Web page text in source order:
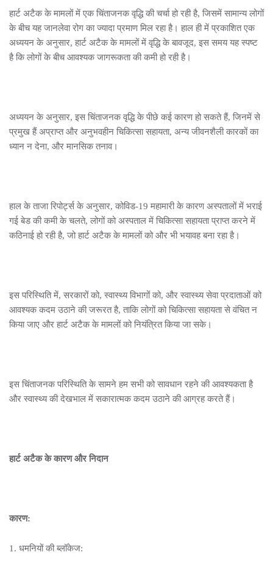
हार्ट अटैक के मामलों में एक चिंताजनक वृद्धि की चर्चा हो रही है, जिसमें सामान्य लोगों
के बीच यह जानलेवा रोग का ज्यादा प्रमाण मिल रहा है। हाल ही में प्रकाशित एक
अध्ययन के अनुसार, हार्ट अटैक के मामलों में वृद्धि के बावजूद, इस समय यह स्पष्ट
है कि लोगों के बीच आवश्यक जागरूकता की कमी हो रही है।
अध्ययन के अनुसार, इस चिंताजनक वृद्धि के पीछे कई कारण हो सकते हैं, जिनमें से
प्रमुख हैं अप्राप्त और अनुभवहीन चिकित्सा सहायता, अन्य जीवनशैली कारकों का
ध्यान न देना, और मानसिक तनाव।
हाल के ताजा रिपोर्ट्स के अनुसार, कोविड-19 महामारी के कारण अस्पतालों में भराई
गई बेड की कमी के चलते, लोगों को अस्पताल में चिकित्सा सहायता प्राप्त करने में
कठिनाई हो रही है, जो हार्ट अटैक के मामलों को और भी भयावह बना रहा है।
इस परिस्थिति में, सरकारों को, स्वास्थ्य विभागों को, और स्वास्थ्य सेवा प्रदाताओं को
आवश्यक कदम उठाने की जरूरत है, ताकि लोगों को चिकित्सा सहायता से वंचित न
किया जाए और हार्ट अटैक के मामलों को नियंत्रित किया जा सके।
इस चिंताजनक परिस्थिति के सामने हम सभी को सावधान रहने की आवश्यकता है
और स्वास्थ्य की देखभाल में सकारात्मक कदम उठाने की आग्रह करते हैं।
हार्ट अटैक के कारण और निदान
कारण:
1. धमनियों की ब्लॉकेज: